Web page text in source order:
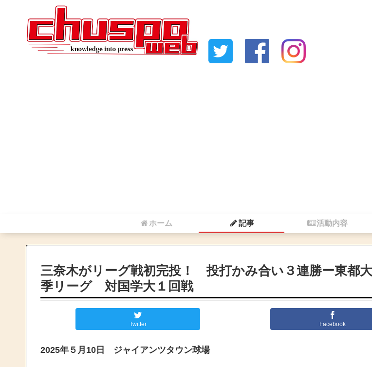
ホーム 記事 活動内容
三奈木がリーグ戦初完投！ 投打かみ合い３連勝ー東都
季リーグ 対国学大１回戦
Twitter Facebook
2025年５月10日 ジャイアンツタウン球場